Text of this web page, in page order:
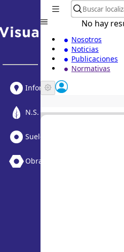
Informe Urbanístico
N.S. Medioambiental
Suelo Vacante + Obras
Obras
No hay
Nosotros
Noticias
Publicaciones
Normativas